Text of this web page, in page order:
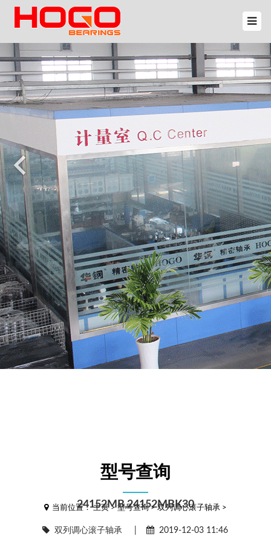
型号查询
当前位置：主页>型号查询>双列调心滚子轴承 >
24152MB,24152MBK30
双列调心滚子轴承 2019-12-03 11:46